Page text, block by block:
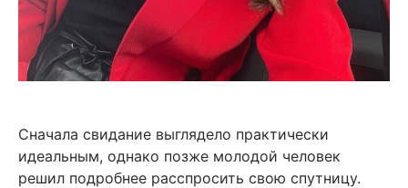
Сначала свидание выглядело практически
идеальным, однако позже молодой человек
решил подробнее расспросить свою спутницу.